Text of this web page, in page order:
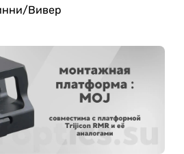
Вивер